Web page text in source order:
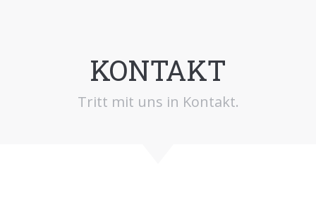
KONTAKT
Tritt mit uns in Kontakt.